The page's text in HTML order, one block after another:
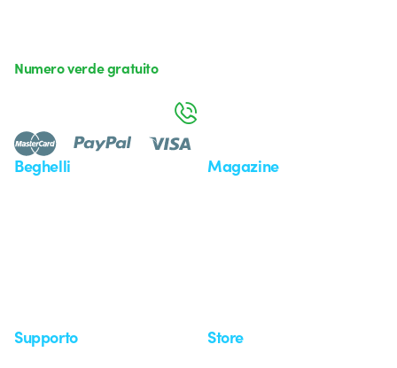
Beghelli Magazine
Supporto Store
Numero verde gratuito